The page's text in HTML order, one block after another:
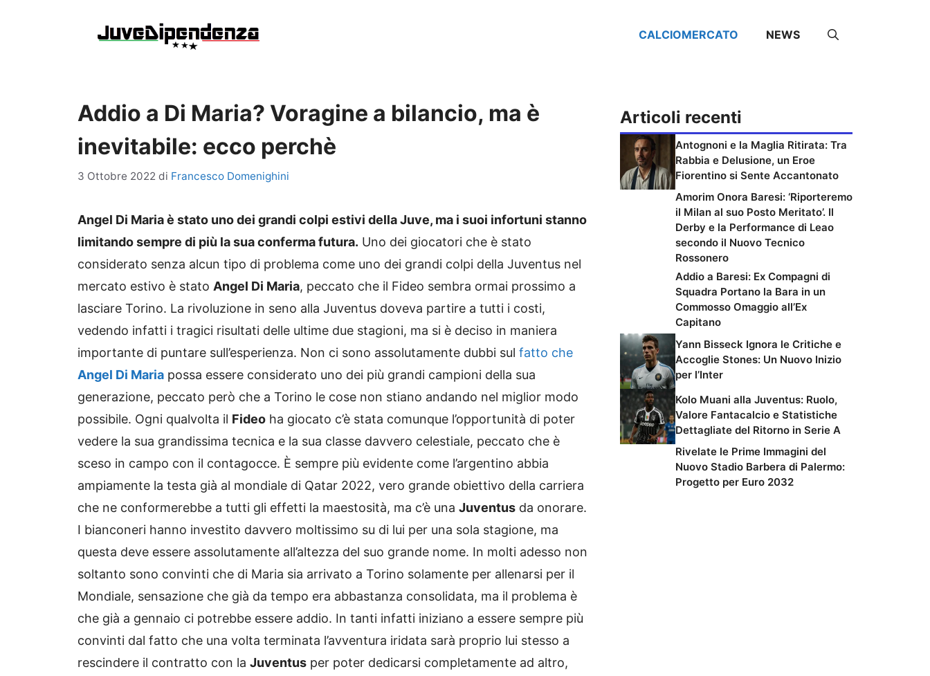
CALCIOMERCATO NEWS
Addio a Di Maria? Voragine a bilancio, ma è
inevitabile: ecco perchè
3 Ottobre 2022 di Francesco Domenighini
Angel Di Maria è stato uno dei grandi colpi estivi della Juve, ma i suoi infortuni stanno
limitando sempre di più la sua conferma futura. Uno dei giocatori che è stato
considerato senza alcun tipo di problema come uno dei grandi colpi della Juventus nel
mercato estivo è stato Angel Di Maria, peccato che il Fideo sembra ormai prossimo a
lasciare Torino. La rivoluzione in seno alla Juventus doveva partire a tutti i costi,
vedendo infatti i tragici risultati delle ultime due stagioni, ma si è deciso in maniera
importante di puntare sull’esperienza. Non ci sono assolutamente dubbi sul fatto che
Angel Di Maria possa essere considerato uno dei più grandi campioni della sua
generazione, peccato però che a Torino le cose non stiano andando nel miglior modo
possibile. Ogni qualvolta il Fideo ha giocato c’è stata comunque l’opportunità di poter
vedere la sua grandissima tecnica e la sua classe davvero celestiale, peccato che è
sceso in campo con il contagocce. È sempre più evidente come l’argentino abbia
ampiamente la testa già al mondiale di Qatar 2022, vero grande obiettivo della carriera
che ne conformerebbe a tutti gli effetti la maestosità, ma c’è una Juventus da onorare.
I bianconeri hanno investito davvero moltissimo su di lui per una sola stagione, ma
questa deve essere assolutamente all’altezza del suo grande nome. In molti adesso non
soltanto sono convinti che di Maria sia arrivato a Torino solamente per allenarsi per il
Mondiale, sensazione che già da tempo era abbastanza consolidata, ma il problema è
che già a gennaio ci potrebbe essere addio. In tanti infatti iniziano a essere sempre più
convinti dal fatto che una volta terminata l’avventura iridata sarà proprio lui stesso a
rescindere il contratto con la Juventus per poter dedicarsi completamente ad altro,
Articoli recenti
Antognoni e la Maglia Ritirata: Tra
Rabbia e Delusione, un Eroe
Fiorentino si Sente Accantonato
Amorim Onora Baresi: ‘Riporteremo
il Milan al suo Posto Meritato’. Il
Derby e la Performance di Leao
secondo il Nuovo Tecnico
Rossonero
Addio a Baresi: Ex Compagni di
Squadra Portano la Bara in un
Commosso Omaggio all’Ex
Capitano
Yann Bisseck Ignora le Critiche e
Accoglie Stones: Un Nuovo Inizio
per l’Inter
Kolo Muani alla Juventus: Ruolo,
Valore Fantacalcio e Statistiche
Dettagliate del Ritorno in Serie A
Rivelate le Prime Immagini del
Nuovo Stadio Barbera di Palermo:
Progetto per Euro 2032